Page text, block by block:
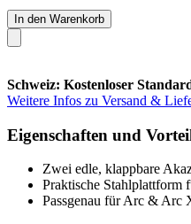
In den Warenkorb
Schweiz: Kostenloser
Weitere Infos zu Versand &
Eigenschaften und
Zwei edle, klappbare
Praktische Stahlplattform
Passgenau für Arc & Arc